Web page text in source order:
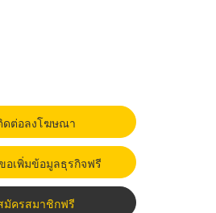
ดต่อลงโฆษณา
อเพิ่มข้อมูลธุรกิจฟรี
มัครสมาชิกฟรี